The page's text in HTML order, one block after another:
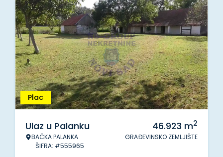
Plac
Ulaz u Palanku
BAČKA PALANKA
ŠIFRA: #555965
46.923 m2
GRAĐEVINSKO ZEMLJIŠTE